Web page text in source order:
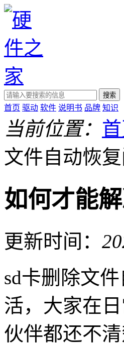
搜索
首页 驱动 软件 说明书 品牌 知识
当前位置：
文件自动恢
如何才能
更新时间：
sd卡删除文
活，大家在
伙伴都还不